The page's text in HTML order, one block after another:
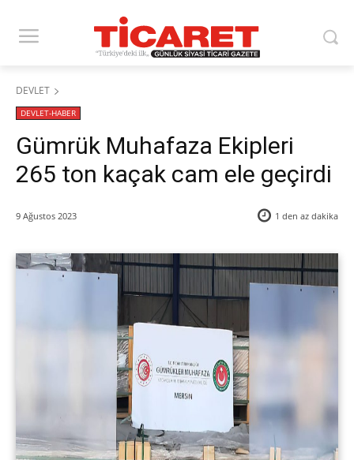
DEVLET
DEVLET-HABER
Gümrük Muhafaza Ekipleri
265 ton kaçak cam ele geçirdi
9 Ağustos 2023 1 den az dakika